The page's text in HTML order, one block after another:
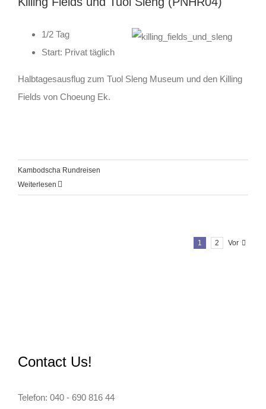
1/2 Tag
Start: Privat täglich
Halbtagesausflug zum Tuol Sleng Museum und den Killing
Fields von Choeung Ek.
Kambodscha Rundreisen
Weiterlesen
1 2 Vor
Contact Us!
Telefon: 040 - 690 816 44